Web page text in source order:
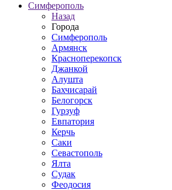
Симферополь
Назад
Города
Симферополь
Армянск
Красноперекопск
Джанкой
Алушта
Бахчисарай
Белогорск
Гурзуф
Евпатория
Керчь
Саки
Севастополь
Ялта
Судак
Феодосия